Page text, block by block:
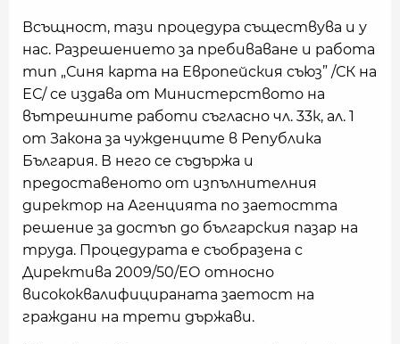
Всъщност, тази процедура съществува и у
нас. Разрешението за пребиваване и работа
тип „Синя карта на Европейския съюз” /СК на
ЕС/ се издава от Министерството на
вътрешните работи съгласно чл. 33к, ал. 1
от Закона за чужденците в Република
България. В него се съдържа и
предоставеното от изпълнителния
директор на Агенцията по заетостта
решение за достъп до българския пазар на
труда. Процедурата е съобразена с
Директива 2009/50/ЕО относно
висококвалифицираната заетост на
граждани на трети държави.